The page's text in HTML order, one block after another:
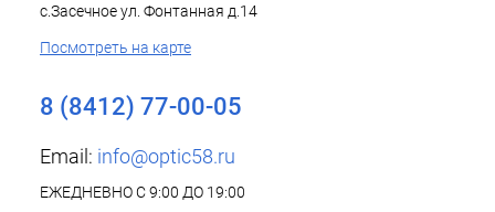
с.Засечное ул. Фонтанная д.14
Посмотреть на карте
8 (8412) 77-00-05
Email: info@optic58.ru
ЕЖЕДНЕВНО С 9:00 ДО 19:00